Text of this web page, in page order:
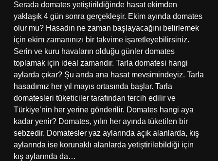
Serada domates yetiştirildiğinde hasat ekimden
yaklaşık 4 gün sonra gerçekleşir. Ekim ayında domates
olur mu? Hasadın ne zaman başlayacağını belirlemek
için ekim zamanınızı bir takvime işaretleyebilirsiniz.
Serin ve kuru havaların olduğu günler domates
toplamak için ideal zamandır. Tarla domatesi hangi
aylarda çıkar? Şu anda ana hasat mevsimindeyiz. Tarla
hasadımız her yıl mayıs ortasında başlar. Tarla
domatesleri tüketiciler tarafından tercih edilir ve
Türkiye’nin her yerine gönderilir. Domates hangi aya
kadar yenir? Domates, yılın her ayında tüketilen bir
sebzedir. Domatesler yaz aylarında açık alanlarda, kış
aylarında ise korunaklı alanlarda yetiştirilebildiği için
kış aylarında da…